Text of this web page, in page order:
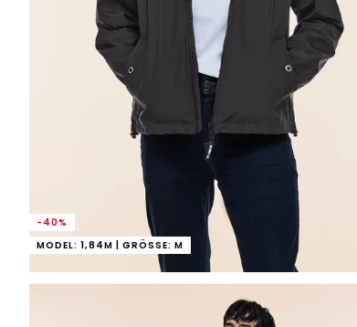
-40%
MODEL: 1,84M | GRÖSSE: M